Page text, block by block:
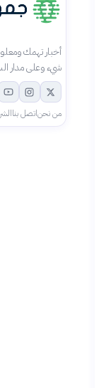
أخبار تهمك
شيء وعلى مدار
من نحناتصل بنا